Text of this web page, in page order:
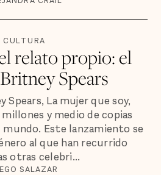
CULTURA
relato propio: el
Spears
Spears, La mujer que soy,
y medio de copias
Este lanzamiento se
al que han recurrido
otras celebri...
SALAZAR